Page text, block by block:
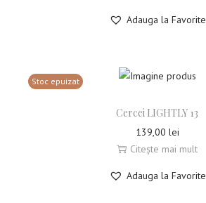
Adauga la Favorite
Stoc epuizat
Cercei LIGHTLY 13
139,00 lei
Citește mai mult
Adauga la Favorite